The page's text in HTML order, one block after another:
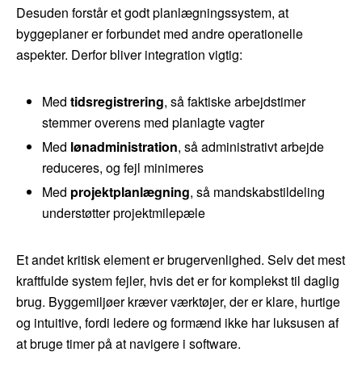
Desuden forstår et godt planlægningssystem, at
byggeplaner er forbundet med andre operationelle
aspekter. Derfor bliver integration vigtig:
Med tidsregistrering, så faktiske arbejdstimer
stemmer overens med planlagte vagter
Med lønadministration, så administrativt arbejde
reduceres, og fejl minimeres
Med projektplanlægning, så mandskabstildeling
understøtter projektmilepæle
Et andet kritisk element er brugervenlighed. Selv det mest
kraftfulde system fejler, hvis det er for komplekst til daglig
brug. Byggemiljøer kræver værktøjer, der er klare, hurtige
og intuitive, fordi ledere og formænd ikke har luksusen af
at bruge timer på at navigere i software.